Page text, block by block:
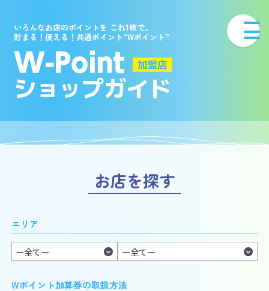
いろんなお店のポイントを これ1枚で。
貯まる！使える！共通ポイント“Wポイント”
お店を探す
エリア
Wポイント加算券の取扱方法